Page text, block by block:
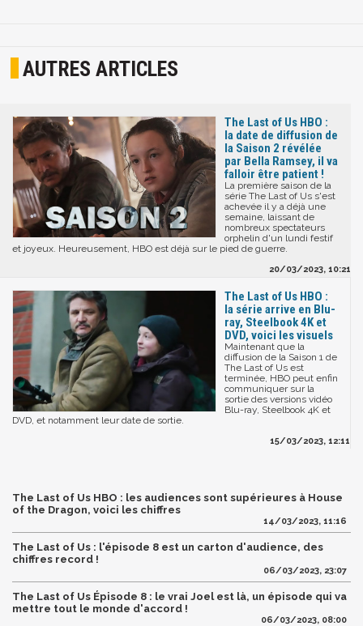
AUTRES ARTICLES
The Last of Us HBO :
la date de diffusion de
la Saison 2 révélée
par Bella Ramsey, il va
falloir être patient !
La première saison de la
série The Last of Us s'est
achevée il y a déjà une
semaine, laissant de
nombreux spectateurs
orphelin d'un lundi festif
et joyeux. Heureusement, HBO est déjà sur le pied de guerre.
20/03/2023, 10:21
The Last of Us HBO :
la série arrive en Blu-
ray, Steelbook 4K et
DVD, voici les visuels
Maintenant que la
diffusion de la Saison 1 de
The Last of Us est
terminée, HBO peut enfin
communiquer sur la
sortie des versions vidéo
Blu-ray, Steelbook 4K et
DVD, et notamment leur date de sortie.
15/03/2023, 12:11
The Last of Us HBO : les audiences sont supérieures à House
of the Dragon, voici les chiffres
14/03/2023, 11:16
The Last of Us : l'épisode 8 est un carton d'audience, des
chiffres record !
06/03/2023, 23:07
The Last of Us Épisode 8 : le vrai Joel est là, un épisode qui va
mettre tout le monde d'accord !
06/03/2023, 08:00